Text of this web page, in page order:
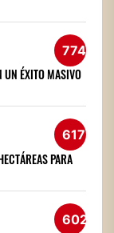
774
UN ÉXITO MASIVO
617
PARA
602